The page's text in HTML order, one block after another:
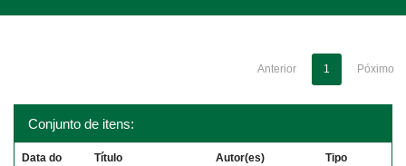
Anterior 1 Póximo
Conjunto de itens:
Data do
Título Autor(es) Tipo